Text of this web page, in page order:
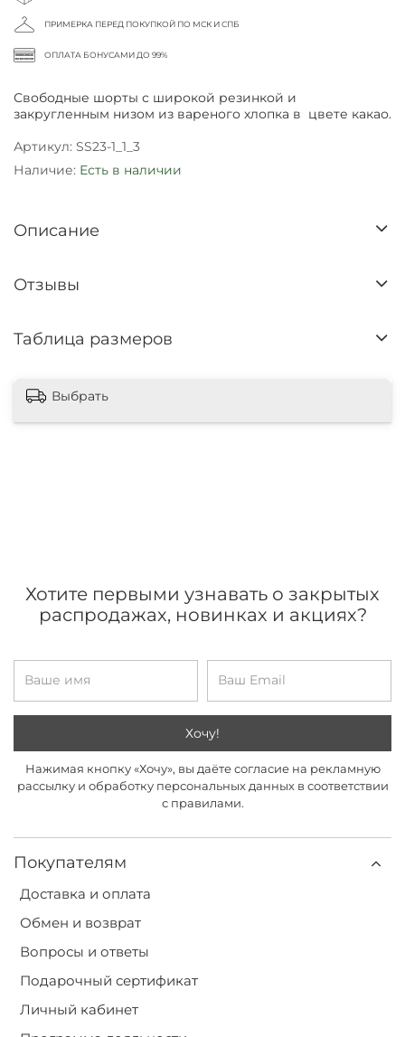
ПРИМЕРКА ПЕРЕД ПОКУПКОЙ ПО МСК И СПБ
ОПЛАТА БОНУСАМИ ДО 99%
Свободные шорты с широкой резинкой и
закругленным низом из вареного хлопка в цвете какао.
Артикул: SS23-1_1_3
Наличие: Есть в наличии
Описание
Отзывы
Таблица размеров
Выбрать
Покупателям
Доставка и оплата
Обмен и возврат
Вопросы и ответы
Подарочный сертификат
Личный кабинет
Хотите первыми узнавать о закрытых
распродажах, новинках и акциях?
Хочу!
Нажимая кнопку «Хочу», вы даёте согласие на рекламную
рассылку и обработку персональных данных в соответствии
с правилами.